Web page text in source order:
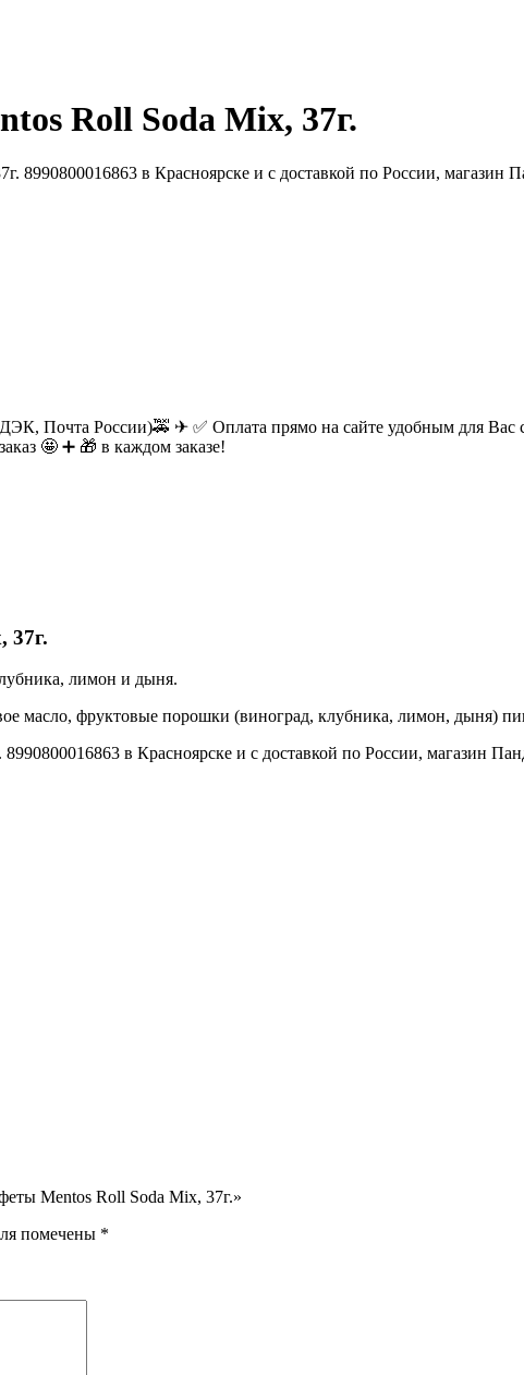
Roll Soda Mix, 37г.
Почта России)🚕 ✈ ✅ Оплата прямо на сайте удобным для
🤩 ➕ 🎁 в каждом заказе!
37г.
лимон и дыня.
масло, фруктовые порошки (виноград, клубника, лимон, дыня)
в Красноярске и с доставкой по России, магазин
Mentos Roll Soda Mix, 37г.»
помечены *